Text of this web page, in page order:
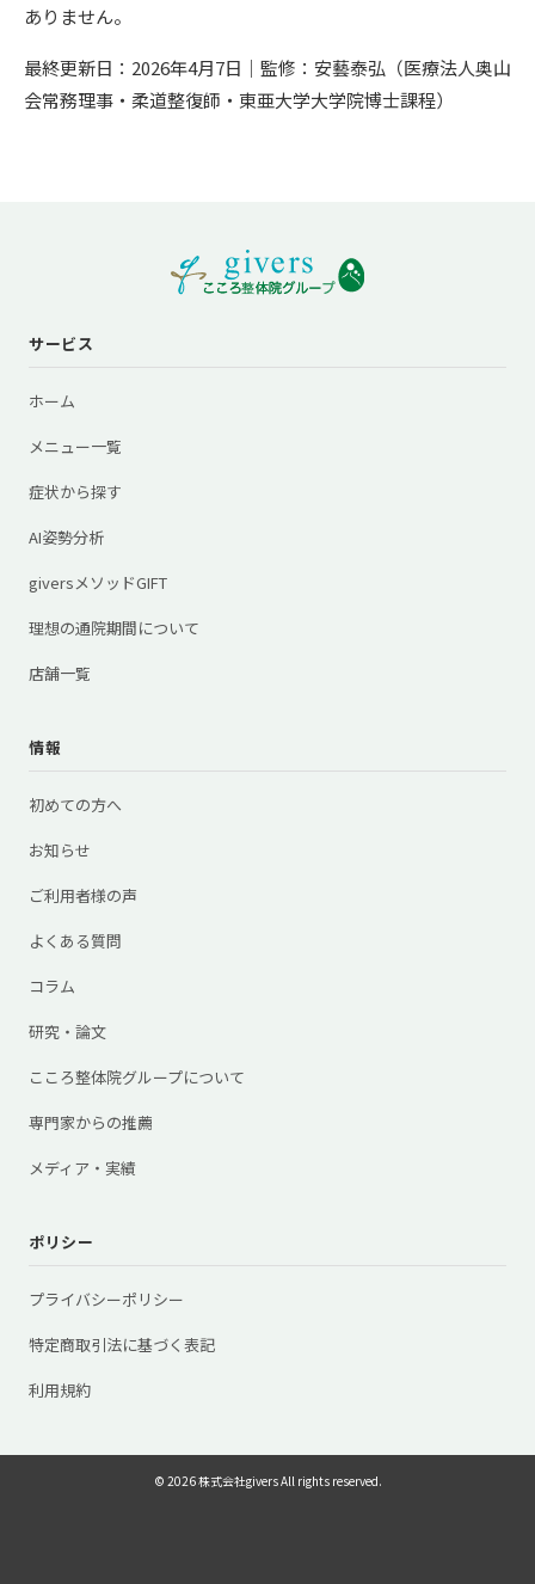
ありません。
最終更新日：2026年4月7日｜監修：安藝泰弘（医療法人奥山
会常務理事・柔道整復師・東亜大学大学院博士課程）
サービス
ホーム
メニュー一覧
症状から探す
AI姿勢分析
giversメソッドGIFT
理想の通院期間について
店舗一覧
情報
初めての方へ
お知らせ
ご利用者様の声
よくある質問
コラム
研究・論文
こころ整体院グループについて
専門家からの推薦
メディア・実績
ポリシー
プライバシーポリシー
特定商取引法に基づく表記
利用規約
© 2026 株式会社givers All rights reserved.